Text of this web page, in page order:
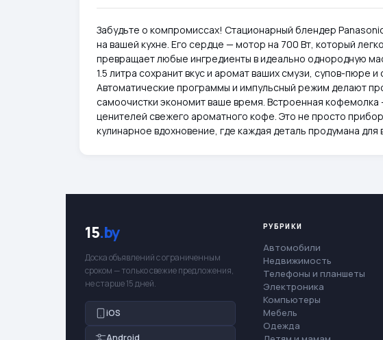
Забудьте о компромиссах! Стационарный блендер
на вашей кухне. Его сердце — мотор на 700 Вт, который
превращает любые ингредиенты в идеально однородную
1.5 литра сохранит вкус и аромат ваших смузи, супов-пюре
Автоматические программы и импульсный режим делают
самоочистки экономит ваше время. Встроенная кофемолка
ценителей свежего ароматного кофе. Это не просто
кулинарное вдохновение, где каждая деталь продумана для
15.by
Доска объявлений с ограниченным
сроком — только свежие предложения,
не старше 15 дней.
iOS
Android
РУБРИКИ
Автомобили
Недвижимость
Телефоны и планшеты
Электроника
Компьютеры
Мебель
Одежда